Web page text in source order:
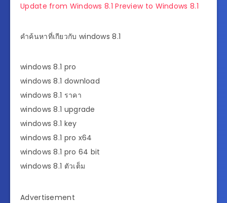
Update from Windows 8.1 Previewto Windows 8.1
คำค้นหาที่เกียวกับ windows 8.1
windows 8.1 pro
windows 8.1 download
windows 8.1 ราคา
windows 8.1 upgrade
windows 8.1 key
windows 8.1 pro x64
windows 8.1 pro 64 bit
windows 8.1 ตัวเต็ม
Advertisement